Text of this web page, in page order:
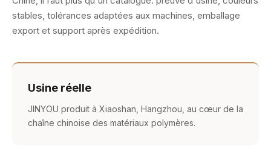
stables, tolérances adaptées aux machines, emballage
export et support après expédition.
Usine réelle
JINYOU produit à Xiaoshan, Hangzhou, au cœur de la
chaîne chinoise des matériaux polymères.